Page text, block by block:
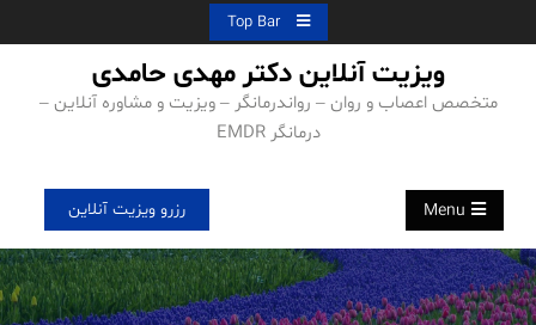
to
Top Bar
ویزیت آنلاین دکتر مهدی حامدی
متخصص اعصاب و روان – رواندرمانگر – ویزیت و مشاوره آنلاین –
درمانگر EMDR
Menu رزرو ویزیت آنلاین